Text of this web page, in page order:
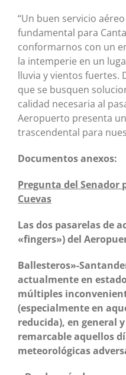
“Un buen servicio
fundamental para
conformarnos con un
la intemperie en un
lluvia y vientos fuertes.
que se busquen
calidad necesaria al
Aeropuerto presenta
trascendental para
Documentos anexos:
Pregunta del Senador
Cuevas
Las dos pasarelas de
«fingers») del
Ballesteros»-
actualmente en
múltiples
(especialmente en
reducida), en general
remarcable aquellos dí
meteorológicas